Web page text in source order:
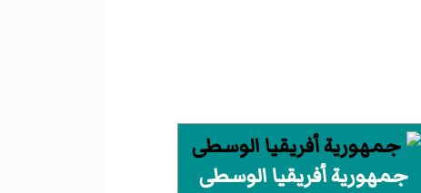
جمهورية أفريقيا الوسطى